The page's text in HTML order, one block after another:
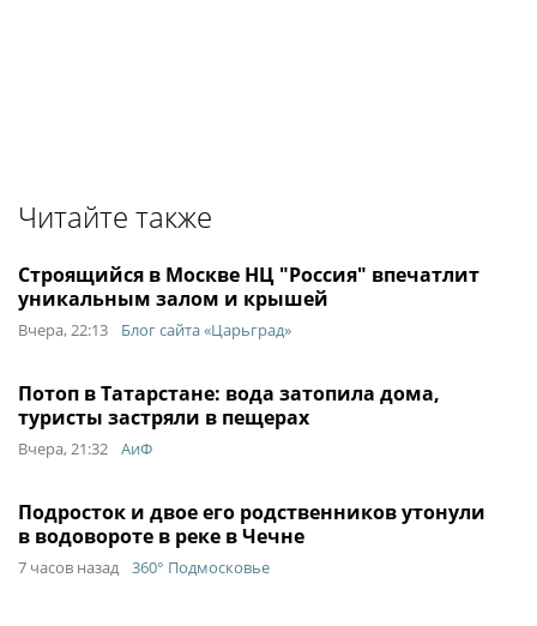
Читайте также
Строящийся в Москве НЦ "Россия" впечатлит
уникальным залом и крышей
Вчера, 22:13 Блог сайта «Царьград»
Потоп в Татарстане: вода затопила дома,
туристы застряли в пещерах
Вчера, 21:32 АиФ
Подросток и двое его родственников утонули
в водовороте в реке в Чечне
7 часов назад 360° Подмосковье